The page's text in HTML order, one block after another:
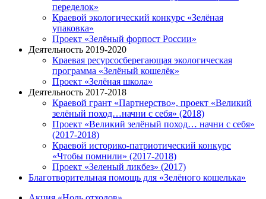
переделок»
Краевой экологический конкурс «Зелёная
упаковка»
Проект «Зелёный форпост России»
Деятельность 2019-2020
Краевая ресурсосберегающая экологическая
программа «Зелёный кошелёк»
Проект «Зелёная школа»
Деятельность 2017-2018
Краевой грант «Партнерство», проект «Великий
зелёный поход…начни с себя» (2018)
Проект «Великий зелёный поход… начни с себя»
(2017-2018)
Краевой историко-патриотический конкурс
«Чтобы помнили» (2017-2018)
Проект «Зеленый ликбез» (2017)
Благотворительная помощь для «Зелёного кошелька»